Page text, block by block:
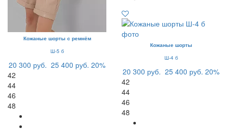
Кожаные шорты с ремнём
Ш-5 б
20 300 руб. 25 400 руб. 20%
42
44
46
48
Кожаные шорты
Ш-4 б
20 300 руб. 25 400 руб. 20%
42
44
46
48